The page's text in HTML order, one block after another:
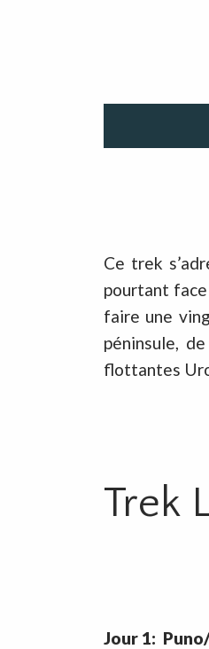
Ce trek
pourtant
faire une
péninsule,
flottantes
Trek
Jour 1: